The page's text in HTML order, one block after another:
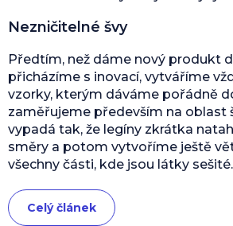
Nezničitelné švy
Předtím, než dáme nový produkt
přicházíme s inovací, vytváříme
vzorky, kterým dáváme pořádně
zaměřujeme především na oblast
vypadá tak, že legíny zkrátka
směry a potom vytvoříme ještě
všechny části, kde jsou látky sešité.
Celý článek